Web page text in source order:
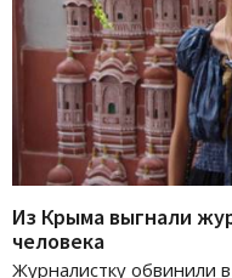
Из Крыма выгнали
человека
Журналистку обвинили